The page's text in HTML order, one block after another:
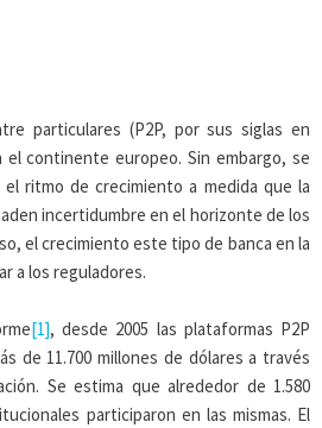
particulares (P2P, por sus siglas en
continente europeo. Sin embargo, se
ritmo de crecimiento a medida que la
incertidumbre en el horizonte de los
el crecimiento este tipo de banca en la
a los reguladores.
[1], desde 2005 las plataformas P2P
de 11.700 millones de dólares a través
Se estima que alrededor de 1.580
participaron en las mismas. El